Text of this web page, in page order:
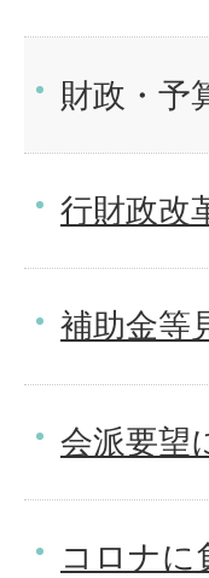
財政・予
行財政改
補助金等
会派要望
コロナに